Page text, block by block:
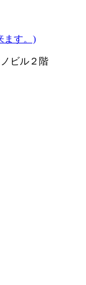
ます。)
ビル２階